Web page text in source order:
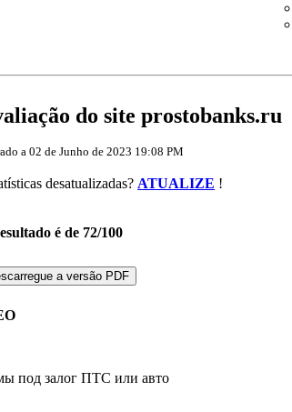
do site prostobanks.ru
a 02 de Junho de 2023 19:08 PM
desatualizadas? ATUALIZE !
é de 72/100
a versão PDF
под залог ПТС или авто